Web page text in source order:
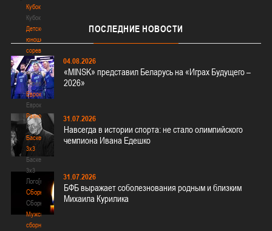
Кубок
Кубок
Детско-
юношеские
соревнования
Детско-
юношеские
соревнования
Еврокубки
Еврокубки
Разное
Разное
Баскетбол
3х3
Баскетбол
3х3
Лого[modid=121]
Сборные
Сборные
Мужские
сборные
ПОСЛЕДНИЕ НОВОСТИ
04.08.2026
«MINSK» представил Беларусь на «Играх Будущего –
2026»
31.07.2026
Навсегда в истории спорта: не стало олимпийского
чемпиона Ивана Едешко
31.07.2026
БФБ выражает соболезнования родным и близким
Михаила Курилика